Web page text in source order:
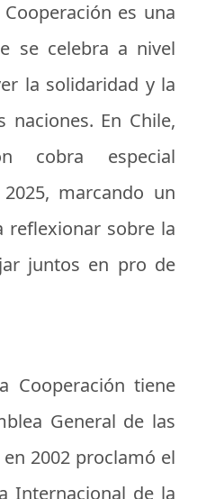
es una
se celebra a nivel
la solidaridad y la
naciones. En Chile,
cobra especial
marcando un
reflexionar sobre la
juntos en pro de
Cooperación tiene
General de las
2002 proclamó el
Internacional de la